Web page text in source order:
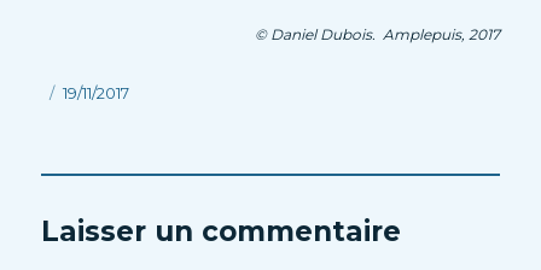
© Daniel Dubois. Amplepuis, 2017
Publié
19/11/2017
Laisser un commentaire